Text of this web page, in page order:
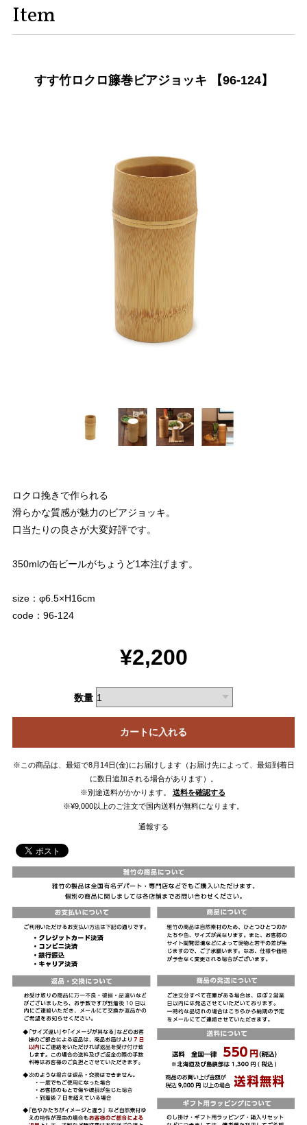
Item
すす竹ロクロ籐巻ビアジョッキ 【96-124】
ロクロ挽きで作られる
滑らかな質感が魅力のビアジョッキ。
口当たりの良さが大変好評です。
350mlの缶ビールがちょうど1本注げます。
size：φ6.5×H16cm
code：96-124
¥2,200
数量
カートに入れる
※この商品は、最短で8月14日(金)にお届けします（お届け先によって、最短到着日
に数日追加される場合があります）。
※別途送料がかかります。
送料を確認する
※¥9,000以上のご注文で国内送料が無料になります。
通報する